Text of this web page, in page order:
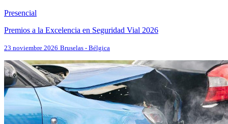
Presencial
Premios a la Excelencia en Seguridad Vial 2026
23 noviembre 2026 Bruselas - Bélgica